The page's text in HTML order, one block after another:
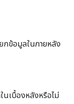
กข้อมูลในภายหลัง
นเบื้องหลังหรือไม่